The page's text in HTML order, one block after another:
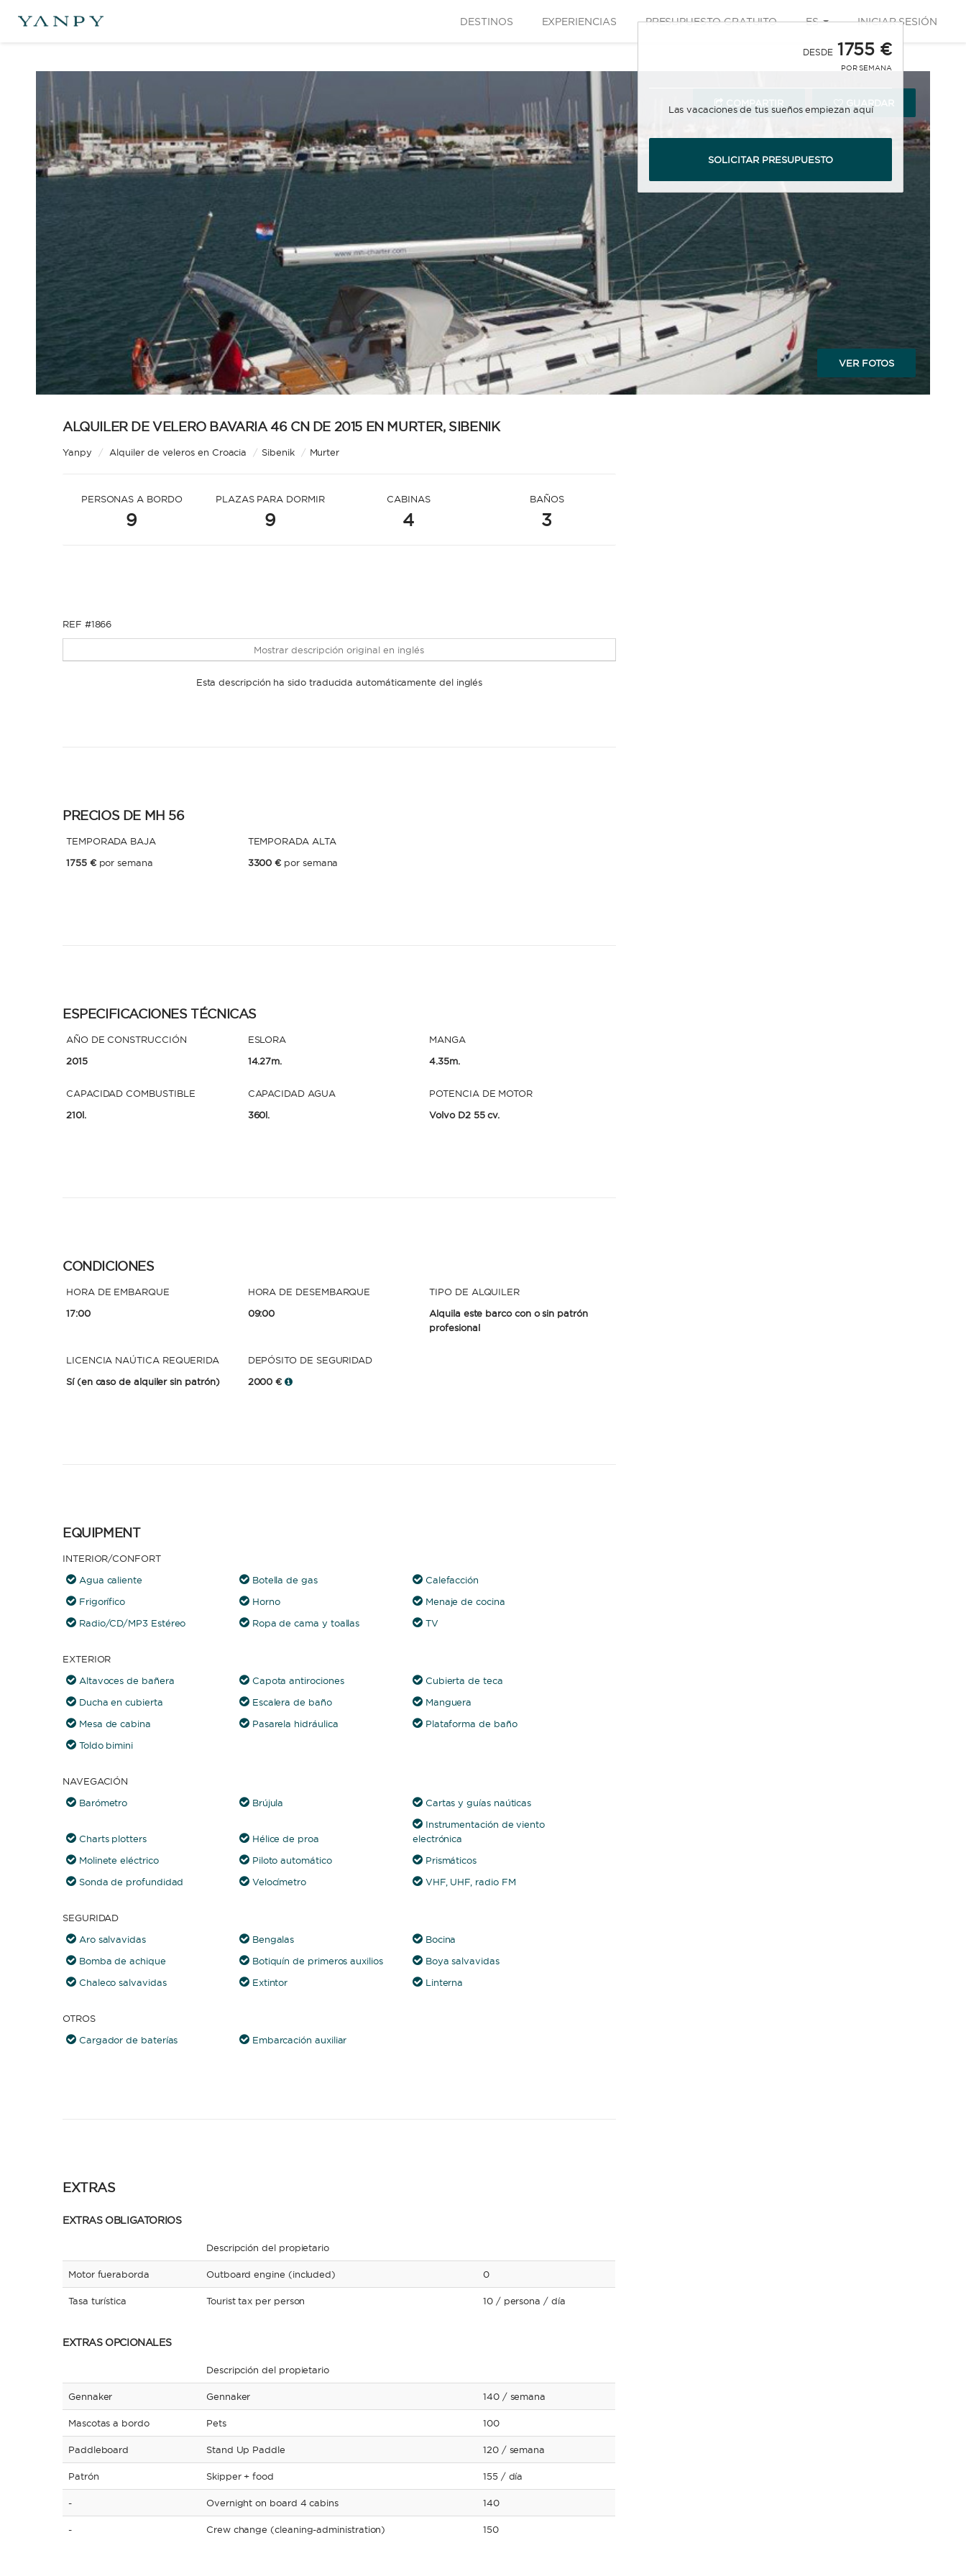
DESTINOS EXPERIENCIAS PRESUPUESTO GRATUITO ES INICIAR SESIÓN
GUARDAR
COMPARTIR
VER FOTOS
ALQUILER DE VELERO BAVARIA 46 CN DE 2015 EN MURTER, SIBENIK
Yanpy / Alquiler de veleros en Croacia / Sibenik / Murter
PERSONAS A BORDO
9
PLAZAS PARA DORMIR
9
CABINAS
4
BAÑOS
3
REF #1866
Mostrar descripción original en inglés
Esta descripción ha sido traducida automáticamente del inglés
PRECIOS DE MH 56
TEMPORADA BAJA
1755 € por semana
TEMPORADA ALTA
3300 € por semana
ESPECIFICACIONES TÉCNICAS
AÑO DE CONSTRUCCIÓN
2015
ESLORA
14.27m.
MANGA
4.35m.
CAPACIDAD COMBUSTIBLE
210l.
CAPACIDAD AGUA
360l.
POTENCIA DE MOTOR
Volvo D2 55 cv.
CONDICIONES
HORA DE EMBARQUE
17:00
HORA DE DESEMBARQUE
09:00
TIPO DE ALQUILER
Alquila este barco con o sin patrón
profesional
LICENCIA NAÚTICA REQUERIDA
Sí (en caso de alquiler sin patrón)
DEPÓSITO DE SEGURIDAD
2000 €
EQUIPMENT
INTERIOR/CONFORT
Agua caliente
Botella de gas
Calefacción
Frigorífico
Horno
Menaje de cocina
Radio/CD/MP3 Estéreo
Ropa de cama y toallas TV
EXTERIOR
Altavoces de bañera
Capota antirociones
Cubierta de teca
Ducha en cubierta
Escalera de baño
Manguera
Mesa de cabina
Pasarela hidráulica
Plataforma de baño
Toldo bimini
NAVEGACIÓN
Barómetro
Brújula Cartas y guías naúticas
Charts plotters Hélice de proa
Instrumentación de viento
electrónica
Molinete eléctrico
Piloto automático
Prismáticos
Sonda de profundidad
Velocímetro VHF, UHF, radio FM
SEGURIDAD
Aro salvavidas
Bengalas
Bocina
Bomba de achique
Botiquín de primeros auxilios
Boya salvavidas
Chaleco salvavidas
Extintor Linterna
OTROS
Cargador de baterías
Embarcación auxiliar
EXTRAS
EXTRAS OBLIGATORIOS
Descripción del propietario
Motor fueraborda Outboard engine (included) 0
Tasa turística Tourist tax per person 10 / persona / día
EXTRAS OPCIONALES
Descripción del propietario
Gennaker Gennaker 140 / semana
Mascotas a bordo Pets 100
Paddleboard Stand Up Paddle 120 / semana
Patrón Skipper + food 155 / día
- Overnight on board 4 cabins 140
- Crew change (cleaning-administration) 150
DESDE 1755 €
POR SEMANA
Las vacaciones de tus sueños empiezan aquí
SOLICITAR PRESUPUESTO